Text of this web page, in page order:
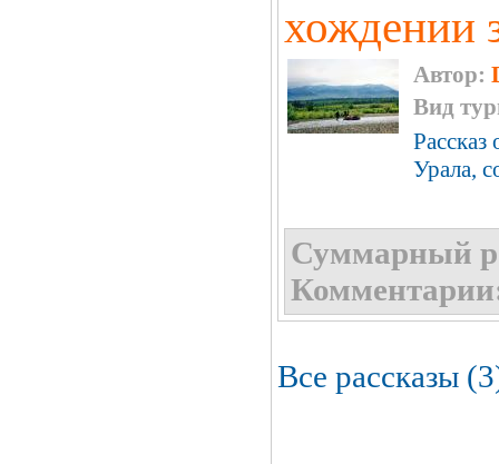
хождении
Автор:
Вид
Урала,
Суммарный
Все рассказы